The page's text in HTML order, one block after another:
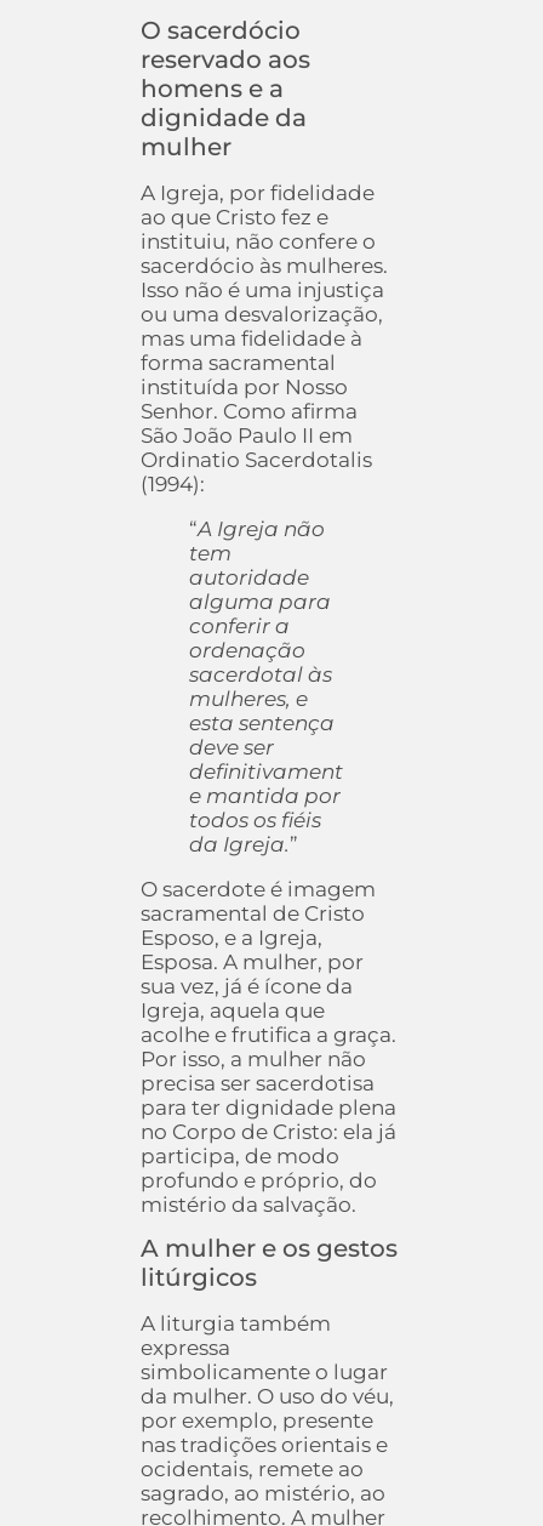
O sacerdócio
reservado aos
homens e a
dignidade da
mulher
A Igreja, por fidelidade
ao que Cristo fez e
instituiu, não confere o
sacerdócio às mulheres.
Isso não é uma injustiça
ou uma desvalorização,
mas uma fidelidade à
forma sacramental
instituída por Nosso
Senhor. Como afirma
São João Paulo II em
Ordinatio Sacerdotalis
(1994):
“A Igreja não
tem
autoridade
alguma para
conferir a
ordenação
sacerdotal às
mulheres, e
esta sentença
deve ser
definitivament
e mantida por
todos os fiéis
da Igreja.”
O sacerdote é imagem
sacramental de Cristo
Esposo, e a Igreja,
Esposa. A mulher, por
sua vez, já é ícone da
Igreja, aquela que
acolhe e frutifica a graça.
Por isso, a mulher não
precisa ser sacerdotisa
para ter dignidade plena
no Corpo de Cristo: ela já
participa, de modo
profundo e próprio, do
mistério da salvação.
A mulher e os gestos
litúrgicos
A liturgia também
expressa
simbolicamente o lugar
da mulher. O uso do véu,
por exemplo, presente
nas tradições orientais e
ocidentais, remete ao
sagrado, ao mistério, ao
recolhimento. A mulher